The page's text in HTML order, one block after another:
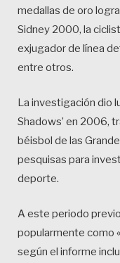
medallas de oro
Sidney 2000, la
exjugador de línea
entre otros.
La investigación dio
Shadows’ en 2006,
béisbol de las
pesquisas para
deporte.
A este periodo
popularmente como
según el informe